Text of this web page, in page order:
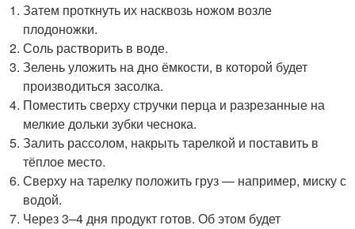
Затем проткнуть их насквозь ножом возле
плодоножки.
Соль растворить в воде.
Зелень уложить на дно ёмкости, в которой будет
производиться засолка.
Поместить сверху стручки перца и разрезанные на
мелкие дольки зубки чеснока.
Залить рассолом, накрыть тарелкой и поставить в
тёплое место.
Сверху на тарелку положить груз — например, миску с
водой.
Через 3–4 дня продукт готов. Об этом будет